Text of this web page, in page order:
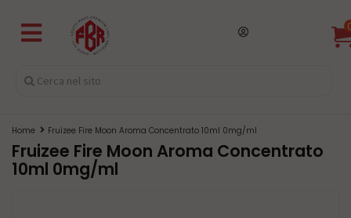
Home Fruizee Fire Moon Aroma Concentrato 10ml 0mg/ml
Fruizee Fire Moon Aroma Concentrato
10ml 0mg/ml